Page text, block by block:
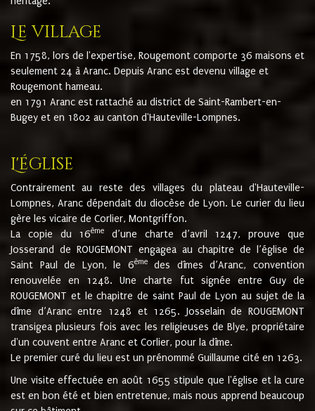
Le village
En 1758, lors de l'expertise, Rougemont comporte 36 maisons et
seulement 24 à Aranc. Depuis Aranc est devenu village et
Rougemont hameau.
en 1791 Aranc est rattaché au district de Saint-Rambert-en-
Bugey et en 1802 au canton d'Hauteville-Lompnes.
L'église
Contrairement au reste des villages du plateau d'Hauteville-
Lompnes, Aranc dépendait du diocèse de Lyon. Le curier du lieu
gère les vicaire de Corlier, Montgriffon.
La copie du 16ème
d’une charte d’avril 1247, prouve que
Josserand de ROUGEMONT engagea au chapitre de l’église de
Saint Paul de Lyon, le 6èmedes dîmes d’Aranc, convention
renouvelée en 1248. Une charte fut signée entre Guy de
ROUGEMONT et le chapitre de saint Paul de Lyon au sujet de la
dîme d’Aranc entre 1248 et 1265. Josselain de ROUGEMONT
transigea plusieurs fois avec les religieuses de Blye, propriétaire
d'un couvent entre Aranc et Corlier, pour la dîme.
Le premier curé du lieu est un prénommé Guillaume cité en 1263.
Une visite effectuée en août 1655 stipule que l'église et la cure
est en bon été et bien entretenue, mais nous apprend beaucoup